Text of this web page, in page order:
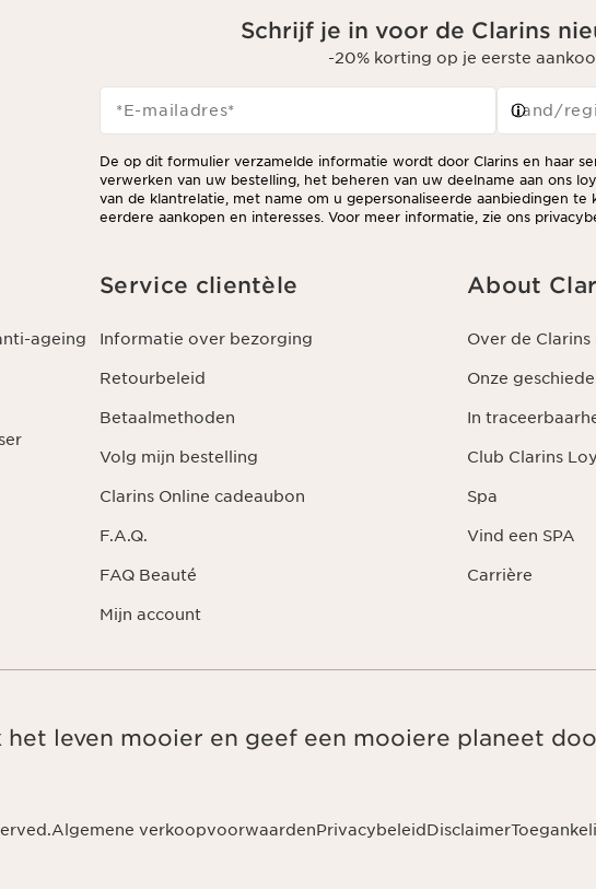
Schrijf je in voor de Clarins
-20% korting op je eerste
*E-mailadres* Land/
De op dit formulier verzamelde informatie wordt door Clarins en haar
verwerken van uw bestelling, het beheren van uw deelname aan ons
van de klantrelatie, met name om u gepersonaliseerde aanbiedingen te
eerdere aankopen en interesses. Voor meer informatie, zie ons
ageing
Service clientèle
Informatie over bezorging
Retourbeleid
Betaalmethoden
Volg mijn bestelling
Clarins Online cadeaubon
F.A.Q.
FAQ Beauté
Mijn account
About
Over de Clarins
Onze
In
Club Clarins
Spa
Vind een SPA
Carrière
het leven mooier en geef een mooiere planeet
Algemene verkoopvoorwaardenPrivacybeleidDisclaimer